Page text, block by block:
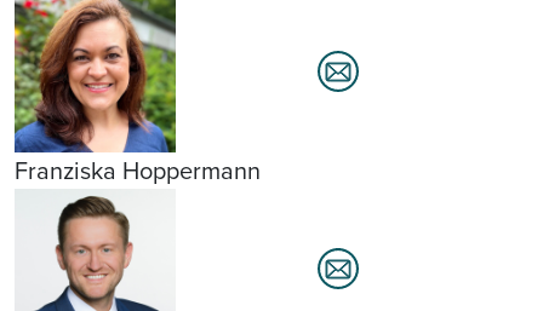
Franziska Hoppermann